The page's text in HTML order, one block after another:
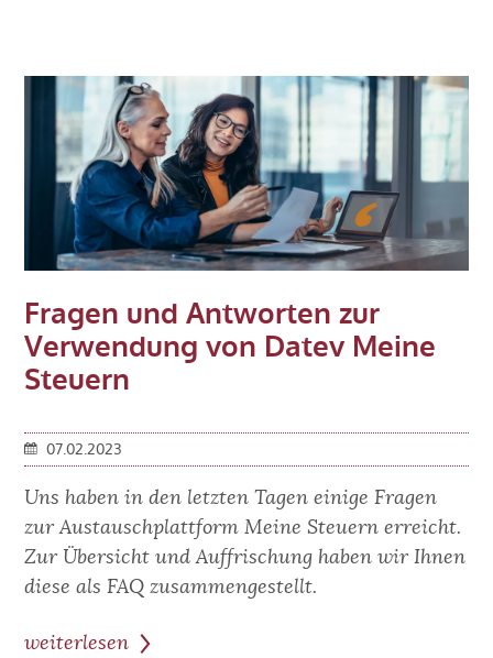
ratsam,
gegen
die
neuen
Grundsteuerwertbescheide
Einspruch
einzulegen?
Fragen und Antworten zur
Verwendung von Datev Meine
Steuern
07.02.2023
Uns haben in den letzten Tagen einige Fragen
zur Austauschplattform Meine Steuern erreicht.
Zur Übersicht und Auffrischung haben wir Ihnen
diese als FAQ zusammengestellt.
weiterlesen